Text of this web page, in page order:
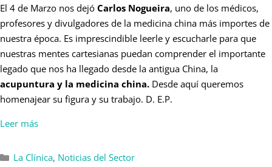
El 4 de Marzo nos dejó Carlos Nogueira, uno de los médicos,
profesores y divulgadores de la medicina china más importes de
nuestra época. Es imprescindible leerle y escucharle para que
nuestras mentes cartesianas puedan comprender el importante
legado que nos ha llegado desde la antigua China, la
acupuntura y la medicina china. Desde aquí queremos
homenajear su figura y su trabajo. D. E.P.
Leer más
La Clínica, Noticias del Sector